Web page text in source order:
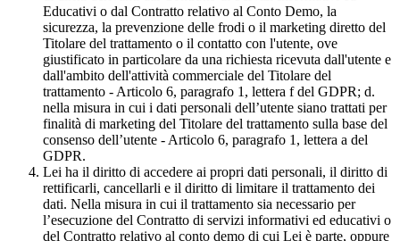
Educativi o dal Contratto relativo al Conto Demo, la
sicurezza, la prevenzione delle frodi o il marketing diretto del
Titolare del trattamento o il contatto con l'utente, ove
giustificato in particolare da una richiesta ricevuta dall'utente e
dall'ambito dell'attività commerciale del Titolare del
trattamento - Articolo 6, paragrafo 1, lettera f del GDPR; d.
nella misura in cui i dati personali dell’utente siano trattati per
finalità di marketing del Titolare del trattamento sulla base del
consenso dell’utente - Articolo 6, paragrafo 1, lettera a del
GDPR.
Lei ha il diritto di accedere ai propri dati personali, il diritto di
rettificarli, cancellarli e il diritto di limitare il trattamento dei
dati. Nella misura in cui il trattamento sia necessario per
l’esecuzione del Contratto di servizi informativi ed educativi o
del Contratto relativo al conto demo di cui Lei è parte, oppure